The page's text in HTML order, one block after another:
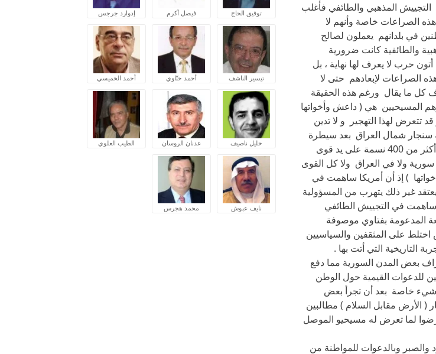
المذهبي والطائفي فأغلب
الصراعات خاصة وأنهم لا
في بلدانهم يعملون لصالح
والطائفية كانت ضرورية
حرب لا يعرف لها نهاية ، بل
الصراعات لإبعادهم حتى لا
كل ما يقال ورغم هذه الحقيقة
المسيحيين هي ( داعش وأخواتها
لهذا التهجير و لا تدين
سنجار شمال العراق بعد سيطرة
داعش عليها تحت نفس الدعوة وكان في وقت سابق قد قتل من الصابئة أكثر من 400 نسمة على يد قوى
ولا في العراق ولا كل القوى
) إذ أن أمريكا ساهمت في
غير ذلك يتهرب من المسؤولية
في التجييش الطائفي
المدعومة بفتاوي موصوفة
اختلط على المثقفين والسياسيين
التاريخية التي أتت بها .
بعض المدن السورية مما دفع
للدعوات القيمية حول الوطن
شيء خاصة بعد أن تجرأ بعض
الأرض مقابل السلام ) مطالبين
لما تعرض له مسيحيو الموصل
وبالدعوات للمواطنة من
توفيق الحاج فيصل أكرم إدوارد جرجس
تيسير الناشف أحمد ختّاوي أحمد الخميسي
خليل ناصيف عدنان الروسان الطيب العلوي
نايف عبوش محمد هجرس